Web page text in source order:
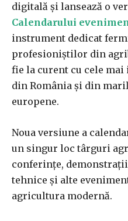
digitală și lansează o
Calendarului
instrument dedicat
profesioniștilor din
fie la curent cu cele
din România și din
europene.
Noua versiune a
un singur loc târguri
conferințe,
tehnice și alte
agricultura modernă.